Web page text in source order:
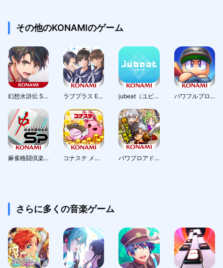
その他のKONAMIのゲーム
幻想水滸伝 STAR LEAP ラブプラス EVERY jubeat（ユビート） パワフルプロ野球 栄冠ナイン クロスロード
麻雀格闘倶楽部Sp |麻雀の初心者におすすめ! 麻雀ゲーム コナステ メダルコーナー | コナミのメダルゲームが遊べる パワプロアドベンチャーズ
さらに多くの音楽ゲーム